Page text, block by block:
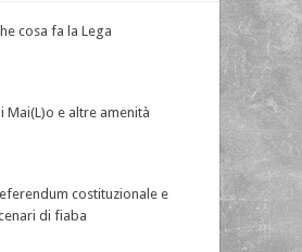
cosa fa la Lega
Mai(L)o e altre amenità
costituzionale e
di fiaba